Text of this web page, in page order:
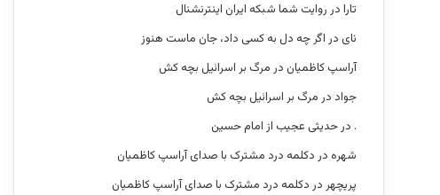
تارا در روایت شما شبکه ایران اینترنشنال
نای در اگر چه دل به کسی داد، جان ماست هنوز
آراسپ کاظمیان در مرگ بر اسرائیل بچه کش
جواد در مرگ بر اسرائیل بچه کش
. درحدیثی عجیب از امام حسین
شهره در دکلمه درد مشترک با صدای آراسپ کاظمیان
پریچهر در دکلمه درد مشترک با صدای آراسپ کاظمیان